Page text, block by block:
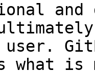
and
user.
what